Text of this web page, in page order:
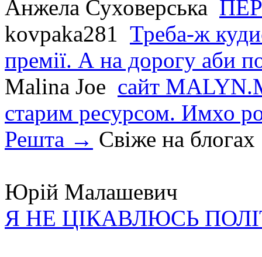
Анжела Суховерська
kovpaka281 Треба-ж
премії. А на дорогу аби
Malina Joe сайт
старим ресурсом. Имхо
Решта → Свіже на блогах
Юрій Малашевич
Я НЕ ЦІКАВЛЮСЬ